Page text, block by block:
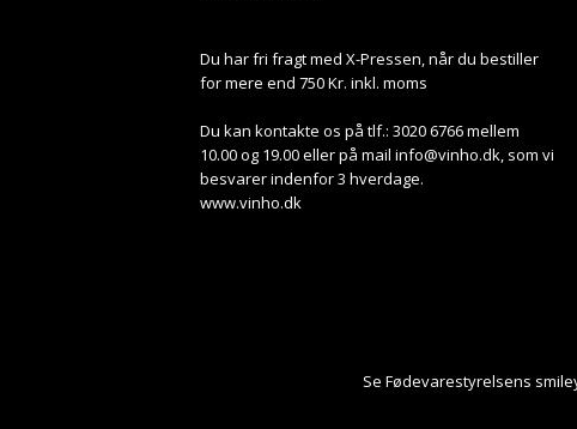
Du har fri fragt med X-Pressen, når du bestiller
for mere end 750 Kr. inkl. moms
Du kan kontakte os på tlf.: 3020 6766 mellem
10.00 og 19.00 eller på mailinfo@vinho.dk, som vi
besvarer indenfor 3 hverdage.
www.vinho.dk
Se Fødevarestyrelsens